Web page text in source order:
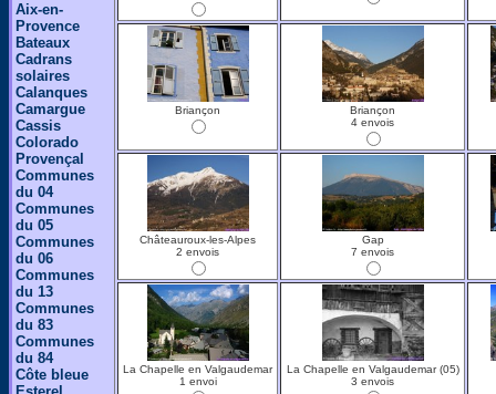
Aix-en-
Provence
Bateaux
Cadrans
solaires
Calanques
Camargue
Cassis
Colorado
Provençal
Communes
du 04
Communes
du 05
Communes
du 06
Communes
du 13
Communes
du 83
Communes
du 84
Côte bleue
Briançon
Briançon
4 envois
Châteauroux-les-Alpes
2 envois
Gap
7 envois
La Chapelle en Valgaudemar
1 envoi
La Chapelle en Valgaudemar (05)
3 envois